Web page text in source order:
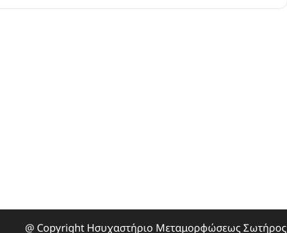
@ Copyright Ησυχαστήριο Μεταμορφώσεως Σωτήρος